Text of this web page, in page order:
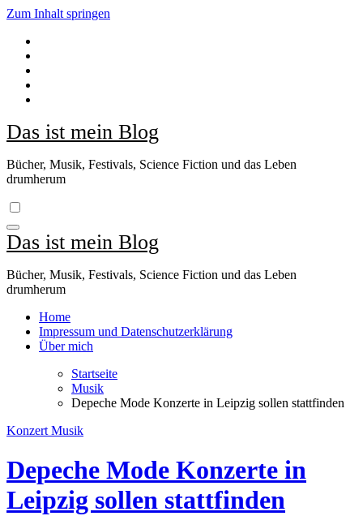
Zum Inhalt springen
Das ist mein Blog
Bücher, Musik, Festivals, Science Fiction und das Leben
drumherum
Das ist mein Blog
Bücher, Musik, Festivals, Science Fiction und das Leben
drumherum
Home
Impressum und Datenschutzerklärung
Über mich
Startseite
Musik
Depeche Mode Konzerte in Leipzig sollen stattfinden
Konzert Musik
Depeche Mode Konzerte in
Leipzig sollen stattfinden